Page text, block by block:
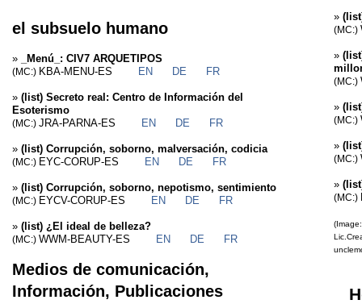
el subsuelo humano
» _Menú_: CIV7 ARQUETIPOS
(MC:) KBA-MENU-ES EN DE FR
» (list) Secreto real: Centro de Información del
Esoterismo
(MC:) JRA-PARNA-ES EN DE FR
» (list) Corrupción, soborno, malversación, codicia
(MC:) EYC-CORUP-ES EN DE FR
» (list) Corrupción, soborno, nepotismo, sentimiento
(MC:) EYCV-CORUP-ES EN DE FR
» (list) ¿El ideal de belleza?
(MC:) WWM-BEAUTY-ES EN DE FR
Medios de comunicación,
Información, Publicaciones
»
(MC:)
»
(MC:)
»
(MC:)
»
(MC:)
»
(MC:)